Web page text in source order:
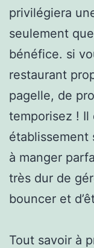
privilégiera
seulement
bénéfice. si
restaurant
pagelle, de
temporisez !
établissement
à manger
très dur de
bouncer et
Tout savoir à